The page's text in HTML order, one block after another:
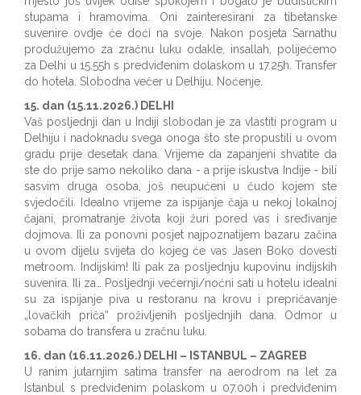
stupama i hramovima. Oni zainteresirani za tibetanske
suvenire ovdje će doći na svoje. Nakon posjeta Sarnathu
produžujemo za zračnu luku odakle, insallah, polijećemo
za Delhi u 15.55h s predviđenim dolaskom u 17.25h. Transfer
do hotela. Slobodna večer u Delhiju. Noćenje.
15. dan (15.11.2026.) DELHI
Vaš posljednji dan u Indiji slobodan je za vlastiti program u
Delhiju i nadoknadu svega onoga što ste propustili u ovom
gradu prije desetak dana. Vrijeme da zapanjeni shvatite da
ste do prije samo nekoliko dana - a prije iskustva Indije - bili
sasvim druga osoba, još neupućeni u čudo kojem ste
svjedočili. Idealno vrijeme za ispijanje čaja u nekoj lokalnoj
čajani, promatranje života koji žuri pored vas i sređivanje
dojmova. Ili za ponovni posjet najpoznatijem bazaru začina
u ovom dijelu svijeta do kojeg će vas Jasen Boko dovesti
metroom. Indijskim! Ili pak za posljednju kupovinu indijskih
suvenira. Ili za… Posljednji večernji/noćni sati u hotelu idealni
su za ispijanje piva u restoranu na krovu i prepričavanje
„lovačkih priča“ proživljenih posljednjih dana. Odmor u
sobama do transfera u zračnu luku.
16. dan (16.11.2026.) DELHI – ISTANBUL – ZAGREB
U ranim jutarnjim satima transfer na aerodrom na let za
Istanbul s predviđenim polaskom u 07.00h i predviđenim